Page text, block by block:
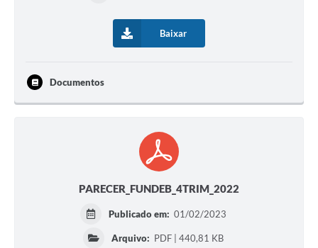
Baixar
Documentos
PARECER_FUNDEB_4TRIM_2022
Publicado em: 01/02/2023
Arquivo: PDF | 440,81 KB